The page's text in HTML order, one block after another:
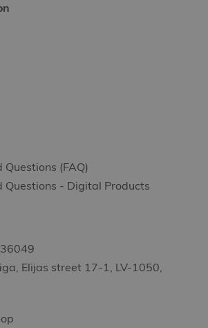
(FAQ)
Questions - Digital Products
Elijas street 17-1, LV-1050,